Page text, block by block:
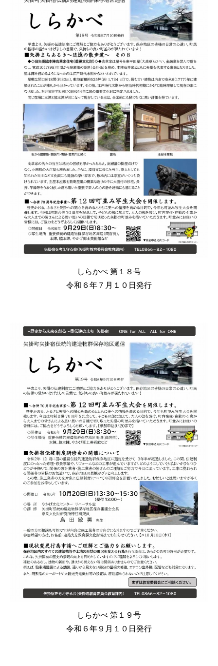
しらかべ 第 １８号
令和６年７月１０日発行
しらかべ 第 １９ 号
令和６年 ９ 月１０日発行